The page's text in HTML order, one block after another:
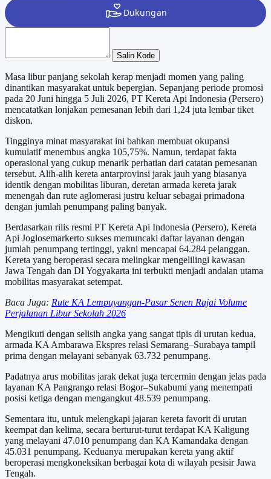
Salin Kode
Masa libur panjang sekolah kerap menjadi momen yang paling
dinantikan masyarakat untuk bepergian. Sepanjang periode promosi
pada 20 Juni hingga 5 Juli 2026, PT Kereta Api Indonesia (Persero)
mencatatkan lonjakan pemesanan lebih dari 1,24 juta lembar tiket
diskon.
Tingginya minat masyarakat ini bahkan membuat okupansi
kumulatif menembus angka 105,75%. Namun, terdapat fakta
operasional yang cukup menarik perhatian dari catatan pemesanan
tersebut. Alih-alih kereta antarprovinsi jarak jauh yang biasanya
identik dengan mobilitas liburan, deretan armada kereta jarak
menengah dan rute aglomerasi justru keluar sebagai primadona
dengan jumlah penumpang paling banyak.
Berdasarkan rilis resmi PT Kereta Api Indonesia (Persero), Kereta
Api Joglosemarkerto sukses memuncaki daftar layanan dengan
jumlah penumpang tertinggi, yakni mencapai 64.284 pelanggan.
Kereta yang beroperasi secara melingkar mengelilingi kawasan
Jawa Tengah dan DI Yogyakarta ini terbukti menjadi andalan utama
mobilitas masyarakat setempat.
Baca Juga: Rute KA Lempuyangan-Pasar Senen Rajai Volume
Perjalanan Libur Sekolah 2026
Mengikuti dengan selisih angka yang sangat tipis di urutan kedua,
armada KA Ambarawa Ekspres relasi Semarang–Surabaya tampil
prima dengan melayani sebanyak 63.732 penumpang.
Padatnya arus mobilitas jarak dekat juga tercermin dengan jelas pada
layanan KA Pangrango relasi Bogor–Sukabumi yang menempati
posisi ketiga dengan mengangkut 48.539 penumpang.
Sementara itu, untuk melengkapi jajaran kereta favorit di urutan
keempat dan kelima, secara berturut-turut terdapat KA Kaligung
yang melayani 47.010 penumpang dan KA Kamandaka dengan
45.031 penumpang. Keduanya merupakan kereta yang aktif
beroperasi mengkoneksikan berbagai kota di wilayah pesisir Jawa
Tengah.